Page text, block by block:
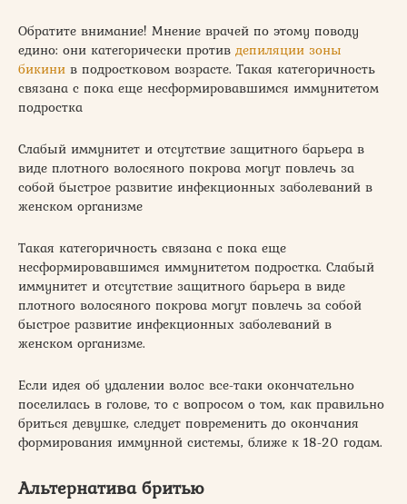
Обратите внимание! Мнение врачей по этому поводу
едино: они категорически против депиляции зоны
бикини в подростковом возрасте. Такая категоричность
связана с пока еще несформировавшимся иммунитетом
подростка
Слабый иммунитет и отсутствие защитного барьера в
виде плотного волосяного покрова могут повлечь за
собой быстрое развитие инфекционных заболеваний в
женском организме
Такая категоричность связана с пока еще
несформировавшимся иммунитетом подростка. Слабый
иммунитет и отсутствие защитного барьера в виде
плотного волосяного покрова могут повлечь за собой
быстрое развитие инфекционных заболеваний в
женском организме.
Если идея об удалении волос все-таки окончательно
поселилась в голове, то с вопросом о том, как правильно
бриться девушке, следует повременить до окончания
формирования иммунной системы, ближе к 18-20 годам.
Альтернатива бритью